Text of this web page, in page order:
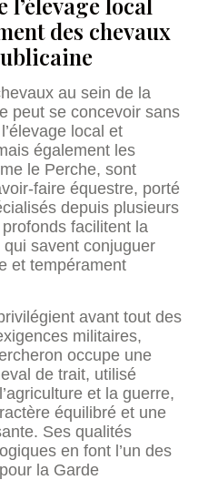
des chevaux
au sein de la
peut se concevoir sans
local et
également les
le Perche, sont
faire équestre, porté
depuis plusieurs
facilitent la
savent conjuguer
et tempérament
avant tout des
militaires,
occupe une
de trait, utilisé
et la guerre,
équilibré et une
Ses qualités
en font l’un des
la Garde